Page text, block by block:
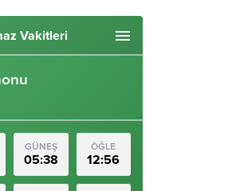
Vakitleri
GÜNEŞ
05:38
ÖĞLE
12:56